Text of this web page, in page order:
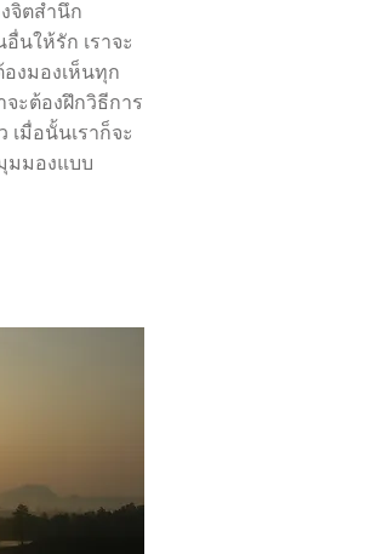
จิตสำนึก
ให้รัก เราจะ
งมองเห็นทุก
จะต้องฝึกวิธีการ
มื่อนั้นเราก็จะ
มมองแบบ